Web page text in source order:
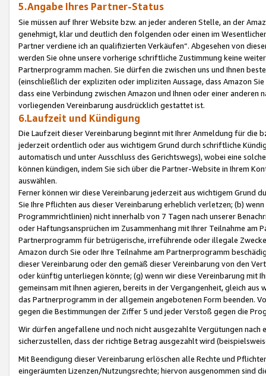
5.Angabe Ihres Partner-Status
Sie müssen auf Ihrer Website bzw. an jeder anderen Stelle, an der
genehmigt, klar und deutlich den folgenden oder einen im
Partner verdiene ich an qualifizierten Verkäufen“. Abgesehen von
werden Sie ohne unsere vorherige schriftliche Zustimmung keine
Partnerprogramm machen. Sie dürfen die zwischen uns und Ihnen
(einschließlich der expliziten oder impliziten Aussage, dass Amazon
dass eine Verbindung zwischen Amazon und Ihnen oder einer
vorliegenden Vereinbarung ausdrücklich gestattet ist.
6.Laufzeit und Kündigung
Die Laufzeit dieser Vereinbarung beginnt mit Ihrer Anmeldung für die
jederzeit ordentlich oder aus wichtigem Grund durch schriftliche
automatisch und unter Ausschluss des Gerichtswegs), wobei eine
können kündigen, indem Sie sich über die Partner-Website in Ihrem
auswählen.
Ferner können wir diese Vereinbarung jederzeit aus wichtigem Grund
Sie Ihre Pflichten aus dieser Vereinbarung erheblich verletzen; (b)
Programmrichtlinien) nicht innerhalb von 7 Tagen nach unserer
oder Haftungsansprüchen im Zusammenhang mit Ihrer Teilnahme am
Partnerprogramm für betrügerische, irreführende oder illegale
Amazon durch Sie oder Ihre Teilnahme am Partnerprogramm
dieser Vereinbarung oder den gemäß dieser Vereinbarung von den
oder künftig unterliegen könnte; (g) wenn wir diese Vereinbarung mit
gemeinsam mit Ihnen agieren, bereits in der Vergangenheit, gleich
das Partnerprogramm in der allgemein angebotenen Form beenden.
gegen die Bestimmungen der Ziffer 5 und jeder Verstoß gegen die
Wir dürfen angefallene und noch nicht ausgezahlte Vergütungen
sicherzustellen, dass der richtige Betrag ausgezahlt wird
Mit Beendigung dieser Vereinbarung erlöschen alle Rechte und
eingeräumten Lizenzen/Nutzungsrechte; hiervon ausgenommen sind